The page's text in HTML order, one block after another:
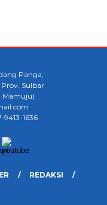
Panga,
Sulbar
Mamuju)
1636
REDAKSI